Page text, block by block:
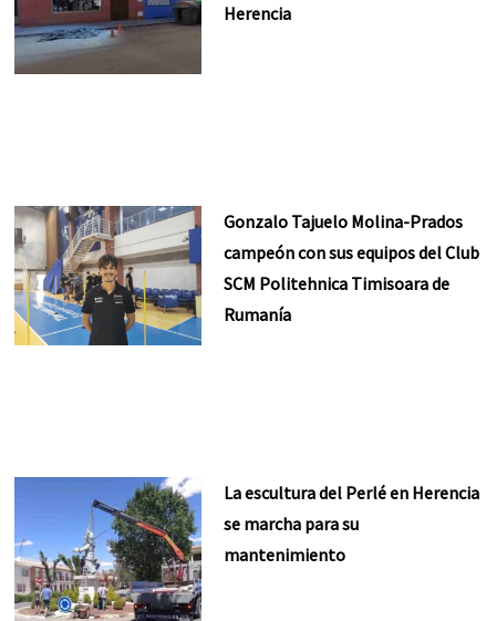
Herencia
Gonzalo Tajuelo Molina-Prados
campeón con sus equipos del Club
SCM Politehnica Timisoara de
Rumanía
La escultura del Perlé en Herencia
se marcha para su
mantenimiento